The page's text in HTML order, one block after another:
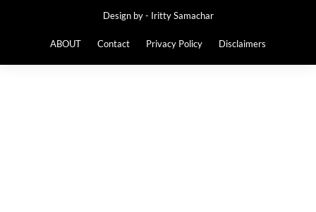
Design by - Iritty Samachar
ABOUT Contact Privacy Policy Disclaimers